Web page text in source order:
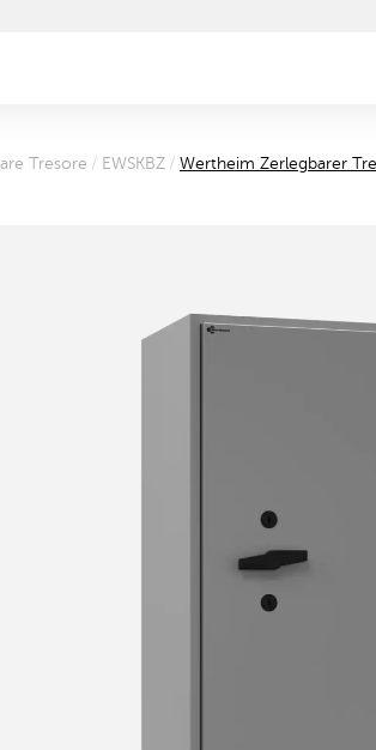
Tresore / EWSKBZ / Wertheim Zerlegbarer